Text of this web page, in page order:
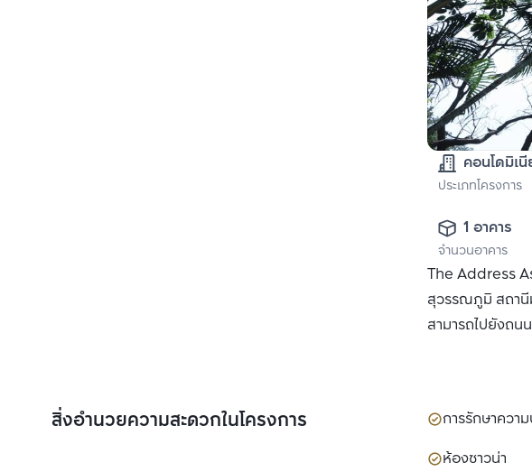
คอนโดมิเ
ประเภทโครงการ
1 อาคาร
จำนวนอาคาร
The Address
สุวรรณภูมิ สถานี
สามารถไปยังถน
สิ่งอำนวยความสะดวกในโครงการ การรักษาควา
ห้องซาวน่า